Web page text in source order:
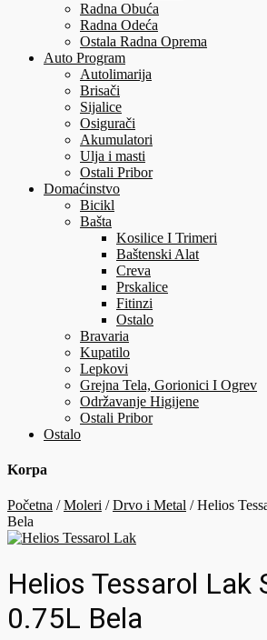
Radna Obuća
Radna Odeća
Ostala Radna Oprema
Auto Program
Autolimarija
Brisači
Sijalice
Osigurači
Akumulatori
Ulja i masti
Ostali Pribor
Domaćinstvo
Bicikl
Bašta
Kosilice I Trimeri
Baštenski Alat
Creva
Prskalice
Fitinzi
Ostalo
Bravaria
Kupatilo
Lepkovi
Grejna Tela, Gorionici I Ogrev
Održavanje Higijene
Ostali Pribor
Ostalo
Korpa
Početna /Moleri /Drvo i Metal / Helios
Bela
Helios Tessarol Lak
0.75L Bela